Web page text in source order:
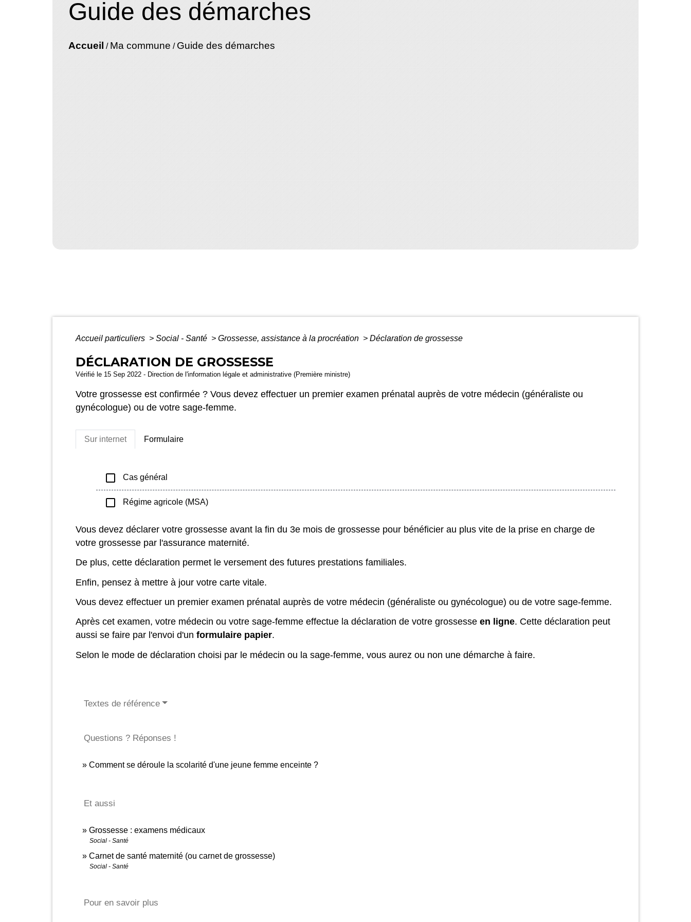
Guide des démarches
Accueil / Ma commune / Guide des démarches
Accueil particuliers > Social - Santé > Grossesse, assistance à la procréation > Déclaration de grossesse
DÉCLARATION DE GROSSESSE
Vérifié le 15 Sep 2022 - Direction de l'information légale et administrative (Première ministre)
Votre grossesse est confirmée ? Vous devez effectuer un premier examen prénatal auprès de votre médecin (généraliste ou
gynécologue) ou de votre sage-femme.
Sur internet Formulaire
check_box_outline_blank Cas général
check_box_outline_blank Régime agricole (MSA)
Vous devez déclarer votre grossesse avant la fin du 3e mois de grossesse pour bénéficier au plus vite de la prise en charge de
votre grossesse par l'assurance maternité.
De plus, cette déclaration permet le versement des futures prestations familiales.
Enfin, pensez à mettre à jour votre carte vitale.
Vous devez effectuer un premier examen prénatal auprès de votre médecin (généraliste ou gynécologue) ou de votre sage-femme.
Après cet examen, votre médecin ou votre sage-femme effectue la déclaration de votre grossesse en ligne. Cette déclaration peut
aussi se faire par l'envoi d'un formulaire papier.
Selon le mode de déclaration choisi par le médecin ou la sage-femme, vous aurez ou non une démarche à faire.
Textes de référence
Questions ? Réponses !
Comment se déroule la scolarité d'une jeune femme enceinte ?
Et aussi
Grossesse : examens médicaux
Social - Santé
Carnet de santé maternité (ou carnet de grossesse)
Social - Santé
Pour en savoir plus